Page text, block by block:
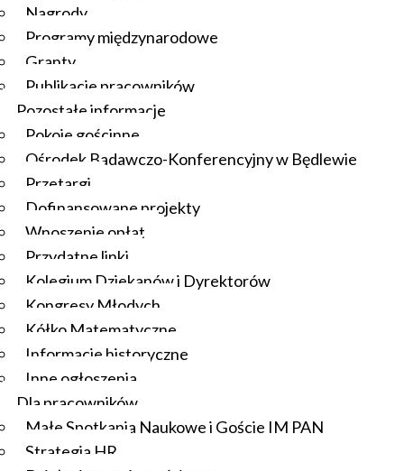
Nagrody
Programy międzynarodowe
Granty
Publikacje pracowników
Pozostałe informacje
Pokoje gościnne
Ośrodek Badawczo-Konferencyjny w Będlewie
Przetargi
Dofinansowane projekty
Wnoszenie opłat
Przydatne linki
Kolegium Dziekanów i Dyrektorów
Kongresy Młodych
Kółko Matematyczne
Informacje historyczne
Inne ogłoszenia
Dla pracowników
Małe Spotkania Naukowe i Goście IM PAN
Strategia HR